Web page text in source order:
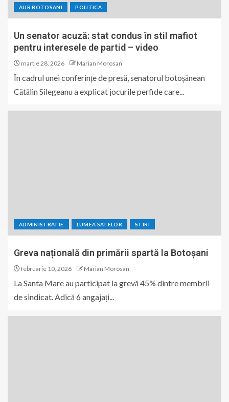
AUR BOTOSANI POLITICA
Un senator acuză: stat condus în stil mafiot
pentru interesele de partid – video
martie 28, 2026 Marian Morosan
În cadrul unei conferințe de presă, senatorul botoșănean
Cătălin Silegeanu a explicat jocurile perfide care...
ADMINISTRATIE LUMEA SATELOR STIRI
Greva națională din primării spartă la Botoșani
februarie 10, 2026 Marian Morosan
La Santa Mare au participat la grevă 45% dintre membrii
de sindicat. Adică 6 angajați...